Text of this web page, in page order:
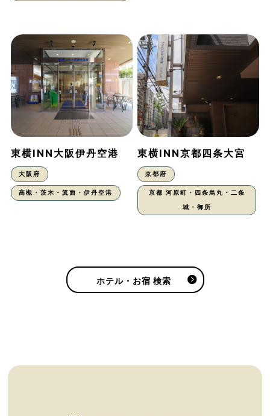
東横INN大阪伊丹空港
大阪府
高槻・茨木・箕面・伊丹空港
東横INN京都四条大宮
京都府
京都 河原町・四条烏丸・二条
城・御所
ホテル・お宿 検索